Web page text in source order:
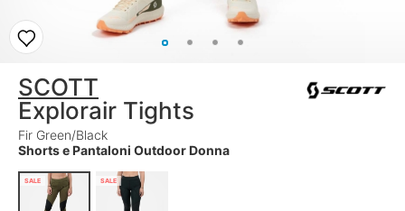
SCOTT
Explorair Tights
Fir Green/Black
Shorts e Pantaloni Outdoor Donna
SALE SALE